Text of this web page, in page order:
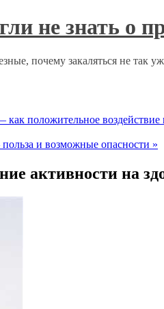
не знать о
почему закаляться не так
положительное воздействие
и возможные опасности »
активности на